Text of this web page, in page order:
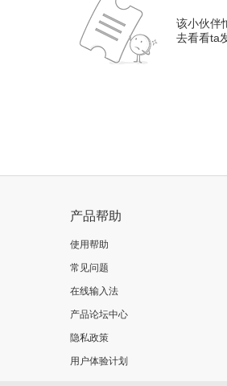
该小伙伴
去看看ta
产品帮助
使用帮助
常见问题
在线输入法
产品论坛中心
隐私政策
用户体验计划